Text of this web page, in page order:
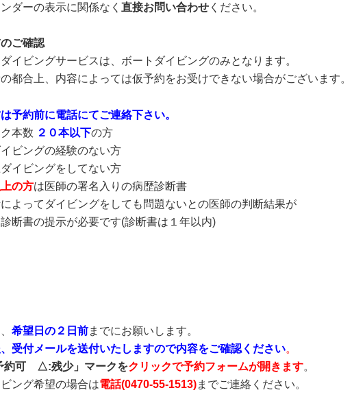
ダーの表示に関係なく 直接お問い合わせください。
ご確認
イビングサービスは、ボートダイビングのみとなります。
都合上、内容によっては仮予約をお受けできない場合がございます。
予約前に電話にてご連絡下さい。
本数 ２０本以下の方
イビングの経験のない方
ダイビングをしてない方
の方は医師の署名入りの病歴診断書
よってダイビングをしても問題ないとの医師の判断結果が
断書の提示が必要です(診断書は１年以内)
希望日の２日前までにお願いします。
受付メールを送付いたしますので内容をご確認ください。
約可 △:残少」マークをクリックで予約フォームが開きます。
ビング希望の場合は電話(0470-55-1513)までご連絡ください。